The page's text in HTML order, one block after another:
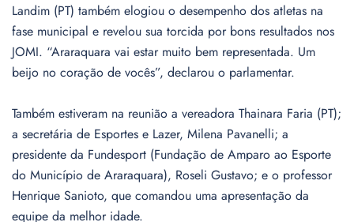
Landim (PT) também elogiou o desempenho dos atletas na
fase municipal e revelou sua torcida por bons resultados nos
JOMI. “Araraquara vai estar muito bem representada. Um
beijo no coração de vocês”, declarou o parlamentar.
Também estiveram na reunião a vereadora Thainara Faria (PT);
a secretária de Esportes e Lazer, Milena Pavanelli; a
presidente da Fundesport (Fundação de Amparo ao Esporte
do Município de Araraquara), Roseli Gustavo; e o professor
Henrique Sanioto, que comandou uma apresentação da
equipe da melhor idade.